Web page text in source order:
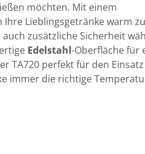
möchten. Mit einem
Lieblingsgetränke warm
zusätzliche Sicherheit
Edelstahl-Oberfläche für
TA720 perfekt für den Einsatz
immer die richtige